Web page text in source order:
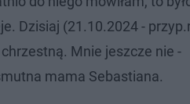
Dzisiaj (21.10.2024 -
Mnie jeszcze nie -
mama Sebastiana.